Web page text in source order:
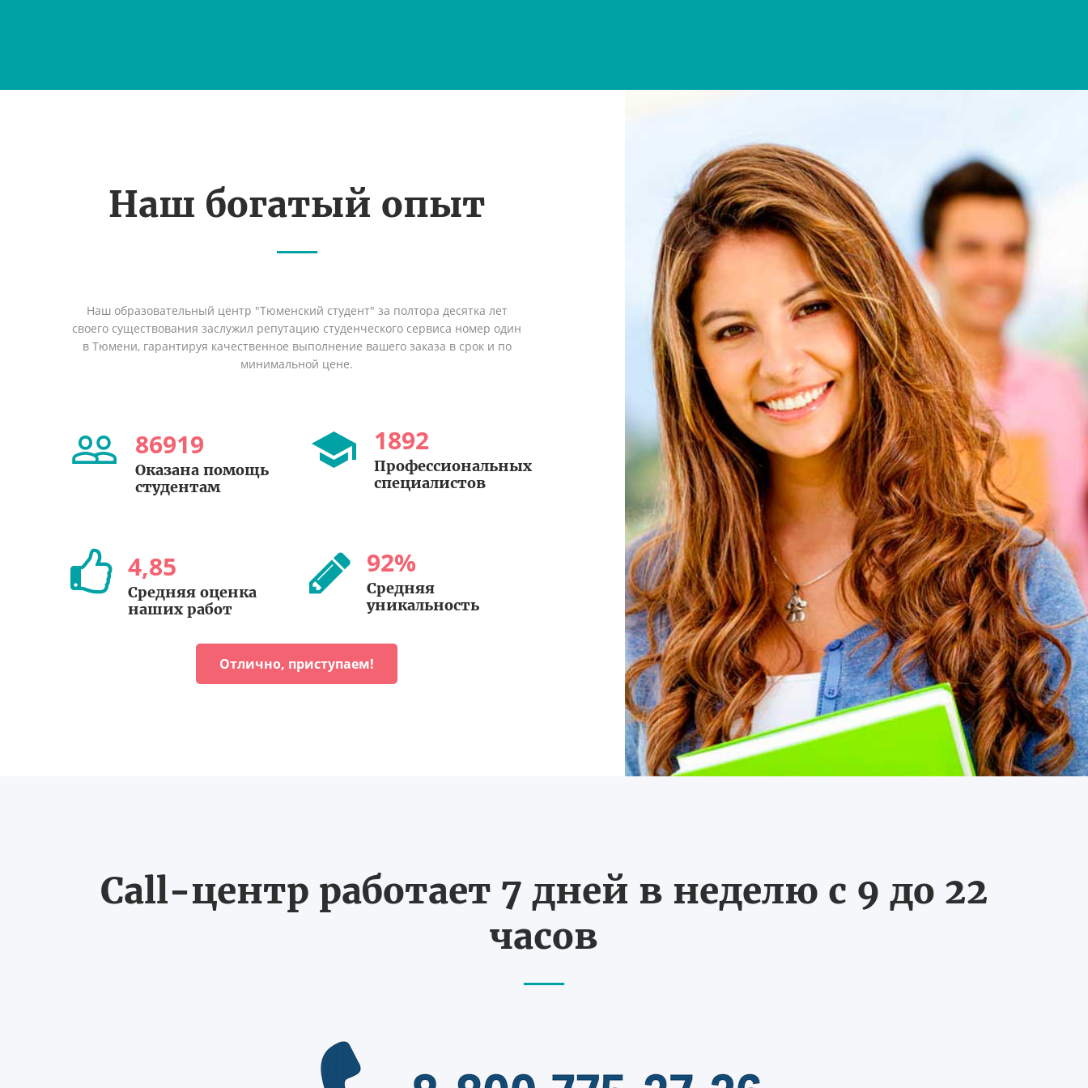
Наш богатый опыт
Наш образовательный центр "Тюменский студент" за полтора десятка лет
своего существования заслужил репутацию студенческого сервиса номер один
в Тюмени, гарантируя качественное выполнение вашего заказа в срок и по
минимальной цене.
86919
Оказана помощь
студентам
1892
Профессиональных
специалистов
4,85
Средняя оценка
наших работ
92%
Средняя
уникальность
Отлично, приступаем!
Call-центр работает 7 дней в неделю с 9 до 22
часов